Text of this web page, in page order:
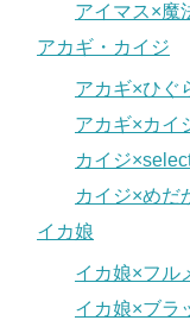
アイマス×魔
アカギ・カイジ
アカギ×ひぐ
アカギ×カイ
カイジ
カイジ×めだ
イカ娘
イカ娘×フル
イカ娘×ブラ